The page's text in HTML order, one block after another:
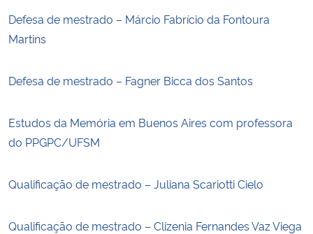
Defesa de mestrado – Márcio Fabrício da Fontoura
Martins
Defesa de mestrado – Fagner Bicca dos Santos
Estudos da Memória em Buenos Aires com professora
do PPGPC/UFSM
Qualificação de mestrado – Juliana Scariotti Cielo
Qualificação de mestrado – Clizenia Fernandes Vaz Viega